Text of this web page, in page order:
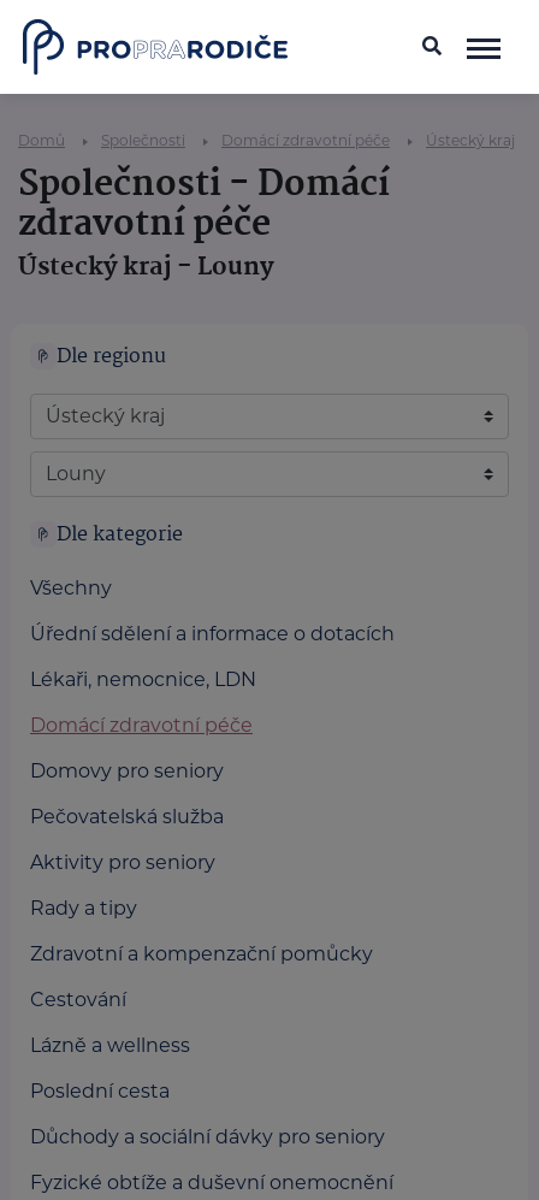
Domů Společnosti Domácí zdravotní péče Ústecký kraj
Společnosti - Domácí
zdravotní péče
Ústecký kraj - Louny
Dle regionu
Dle kategorie
Všechny
Úřední sdělení a informace o dotacích
Lékaři, nemocnice, LDN
Domácí zdravotní péče
Domovy pro seniory
Pečovatelská služba
Aktivity pro seniory
Rady a tipy
Zdravotní a kompenzační pomůcky
Cestování
Lázně a wellness
Poslední cesta
Důchody a sociální dávky pro seniory
Fyzické obtíže a duševní onemocnění